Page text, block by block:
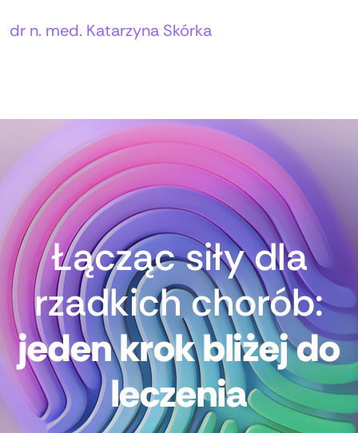
Autorzy:
dr n. med. Katarzyna Skórka
Łącząc siły dla
rzadkich chorób:
jeden krok bliżej do
leczenia